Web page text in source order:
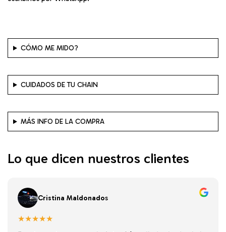
CÓMO ME MIDO?
CUIDADOS DE TU CHAIN
MÁS INFO DE LA COMPRA
Lo que dicen nuestros clientes
Cristina Maldonados
★★★★★